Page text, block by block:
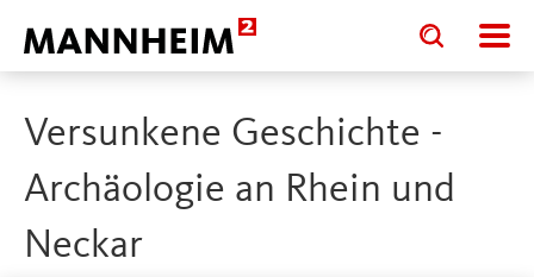
Toggle
search
input
Toggle
search
input
Versunkene Geschichte -
Archäologie an Rhein und
Neckar